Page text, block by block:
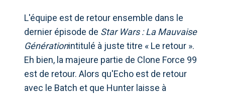
L'équipe est de retour ensemble dans le
dernier épisode de Star Wars : La Mauvaise
Générationintitulé à juste titre « Le retour ».
Eh bien, la majeure partie de Clone Force 99
est de retour. Alors qu'Echo est de retour
avec le Batch et que Hunter laisse à